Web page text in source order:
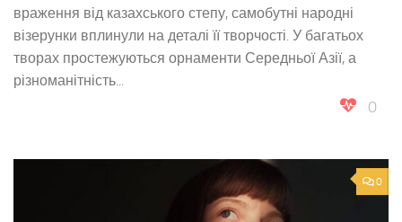
враження від казахського степу, самобутні народні
візерунки вплинули на деталі її творчості. У багатьох
творах простежуються орнаменти Середньої Азії, а
різноманітність...
0
0